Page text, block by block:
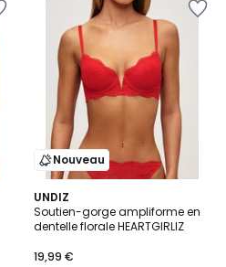
Nouveau
UNDIZ
Soutien-gorge ampliforme en
dentelle florale HEARTGIRLIZ
19,99 €
2
Couleurs